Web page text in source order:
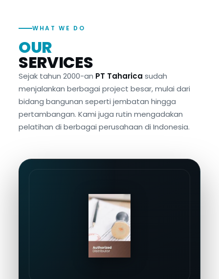
WHAT WE DO
OUR
SERVICES
Sejak tahun 2000-an PT Taharica sudah
menjalankan berbagai project besar, mulai dari
bidang bangunan seperti jembatan hingga
pertambangan. Kami juga rutin mengadakan
pelatihan di berbagai perusahaan di Indonesia.